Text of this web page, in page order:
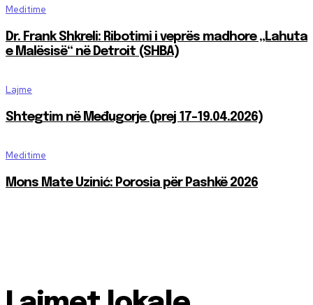
Meditime
Dr. Frank Shkreli: Ribotimi i veprës madhore „Lahuta
e Malësisë“ në Detroit (SHBA)
Lajme
Shtegtim në Međugorje (prej 17-19.04.2026)
Meditime
Mons Mate Uzinić: Porosia për Pashkë 2026